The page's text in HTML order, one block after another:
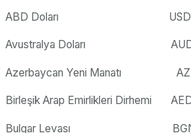
ABD Doları USD
Avustralya Doları
Azerbaycan Yeni Manatı
Birleşik Arap Emirlikleri Dirhemi
Bulgar Levası